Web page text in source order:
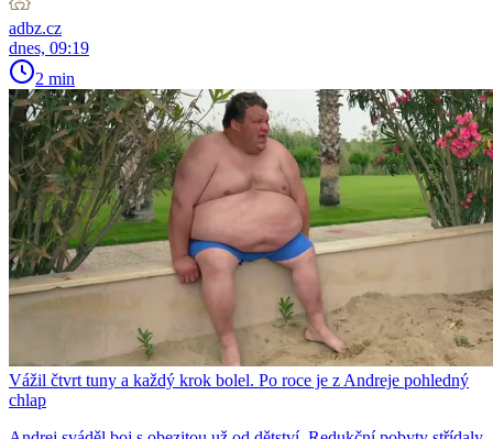
adbz.cz
dnes, 09:19
2 min
Vážil čtvrt tuny a každý krok bolel. Po roce je z Andreje pohledný
chlap